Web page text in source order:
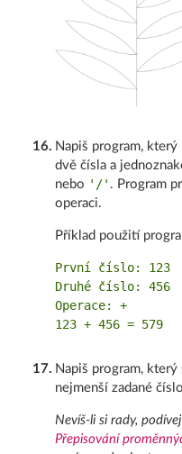
16. Napiš program,
dvě čísla a
nebo '/' . Program
operaci.
Příklad použití
První číslo: 123
Druhé číslo: 456
Operace: +
17. Napiš program,
nejmenší zadané
Nevíš-li si rady,
Přepisování